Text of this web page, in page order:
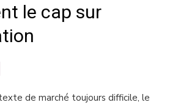
le cap sur
de marché toujours difficile, le